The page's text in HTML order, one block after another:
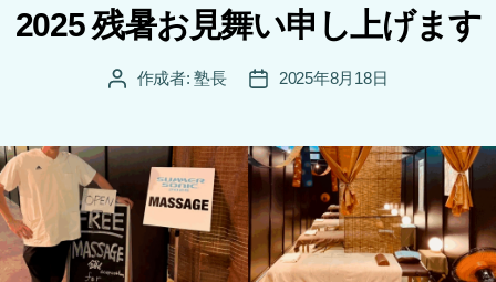
ゴ
リ
2025 残暑お見舞い申し上げます
投 作成者:塾長
投
2025年8月18日